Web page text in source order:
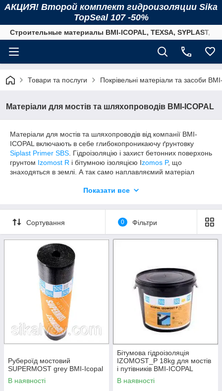
АКЦИЯ! Второй комплект гидроизоляции Sika
TopSeal 107 -50%
Строительные материалы BMI-ICOPAL, TEXSA, SYPLAST,
Товари та послуги Покрівельні матеріали та засоби
Матеріали для мостів та шляхопроводів BMI-ICOPAL
Матеріали для мостів та шляхопроводів від компанії BMI-
ICOPAL включають в себе глибокопроникаючу ґрунтовку
Siplast Primer SBS . Гідроізоляцію і захист бетонних поверхонь
грунтом Izomost R і бітумною ізоляцією Izomos P, що
знаходяться в землі. А так само наплавляємий матеріал
Найбільший об'єкт, який був побудований в Польщі, з
цієї будови можна побачити тут
Міст Вроцлава.
Показати все
Сортування 0 Фільтри
Рубероїд мостовий
SUPERMOST grey BMI-Icopal
В наявності
Бітумова гідроізоляція
IZOMOST_P 18kg для мостів
і путівників BMI-ICOPAL
В наявності